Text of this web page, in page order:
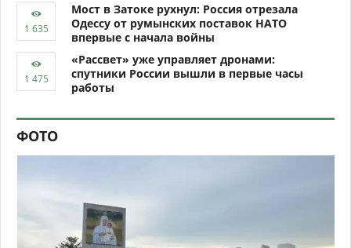
Мост в Затоке рухнул: Россия отрезала
Одессу от румынских поставок НАТО
впервые с начала войны
«Рассвет» уже управляет дронами:
спутники России вышли в первые часы
работы
ФОТО